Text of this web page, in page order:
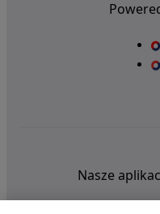
Nasze